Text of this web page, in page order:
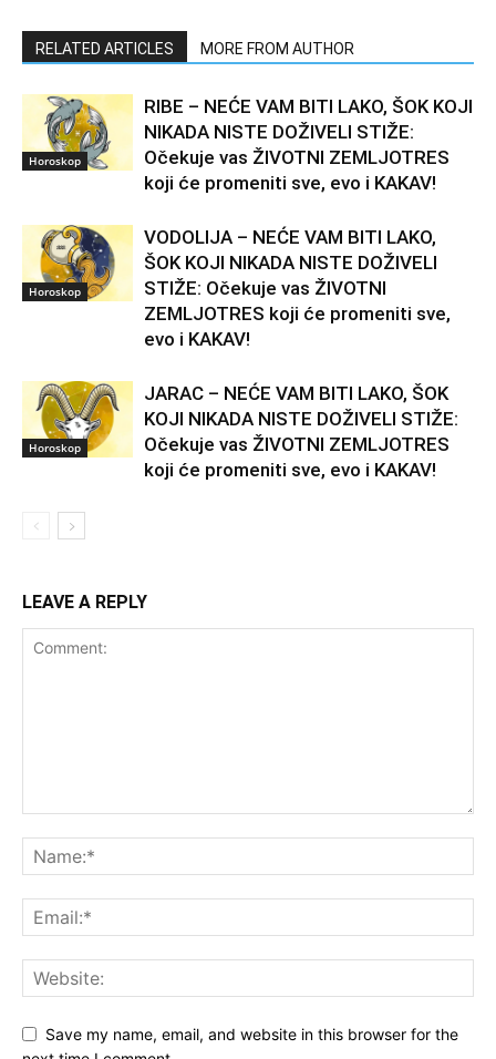
RELATED ARTICLES MORE FROM AUTHOR
Horoskop
RIBE – NEĆE VAM BITI LAKO, ŠOK KOJI
NIKADA NISTE DOŽIVELI STIŽE:
Očekuje vas ŽIVOTNI ZEMLJOTRES
koji će promeniti sve, evo i KAKAV!
Horoskop
VODOLIJA – NEĆE VAM BITI LAKO,
ŠOK KOJI NIKADA NISTE DOŽIVELI
STIŽE: Očekuje vas ŽIVOTNI
ZEMLJOTRES koji će promeniti sve,
evo i KAKAV!
Horoskop
JARAC – NEĆE VAM BITI LAKO, ŠOK
KOJI NIKADA NISTE DOŽIVELI STIŽE:
Očekuje vas ŽIVOTNI ZEMLJOTRES
koji će promeniti sve, evo i KAKAV!
LEAVE A REPLY
Save my name, email, and website in this browser for the